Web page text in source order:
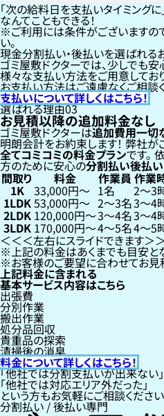
「次の給料日を支払いタイミングに
なんてこともできる！
ご利用には条件がございますの
い。
現金分割払い・後払いを選ばれる
ゴミ屋敷ドクターでは、少しでも
様々な支払い方法をご用意してお
お支払い方法はご遠慮なくご相談
支払いについて詳しくはこちら！
選ばれる理由03
お見積以降の追加料金なし
ゴミ屋敷ドクターは追加費用一切
明朗会計をお約束します！弊社が
全てコミコミの料金プランです。
方のために安心の分割払い後払い
間取り 料金 作業員 作業
1K 33,000円〜 1名 2〜3
1LDK53,000円〜 2〜3名3〜4
2LDK 120,000円〜3〜4名3〜4
3LDK 170,000円〜4〜5名4〜5
左右にスライドできます
上記の料金はあくまでも目安と
お客様のご要望に合わせてお見
上記料金に含まれる
基本サービス内容はこちら
出張費
分別作業
搬出作業
処分品回収
貴重品の探索
清掃後の消臭
料金について詳しくはこちら！
「他社では分割支払いが出来ない」
「他社では対応エリア外だった」
という方もお気軽にご相談ください
分割払い / 後払い専門